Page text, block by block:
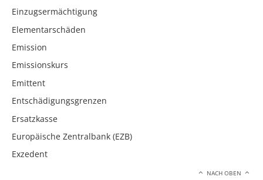
Einzugsermächtigung
Elementarschäden
Emission
Emissionskurs
Emittent
Entschädigungsgrenzen
Ersatzkasse
Europäische Zentralbank (EZB)
Exzedent
NACH OBEN